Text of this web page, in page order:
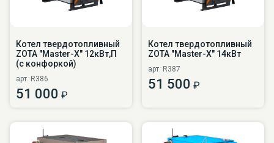
Котел твердотопливный
ZOTA "Master-X" 12кВт,П
(с конфоркой)
арт. R386
51 000 ₽
Котел твердотопливный
ZOTA "Master-X" 14кВт
арт. R387
51 500 ₽